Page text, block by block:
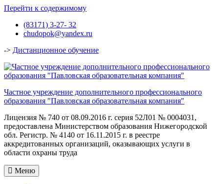
Перейти к содержимому
(83171) 3-27- 32
chudopok@yandex.ru
-> Дистанционное обучение
Частное учреждение дополнительного профессионального
образования "Павловская образовательная компания"
Лицензия № 740 от 08.09.2016 г. серия 52Л01 № 0004031,
предоставлена Министерством образования Нижегородской
обл. Регистр. № 4140 от 16.11.2015 г. в реестре
аккредитованных организаций, оказывающих услуги в
области охраны труда
Меню